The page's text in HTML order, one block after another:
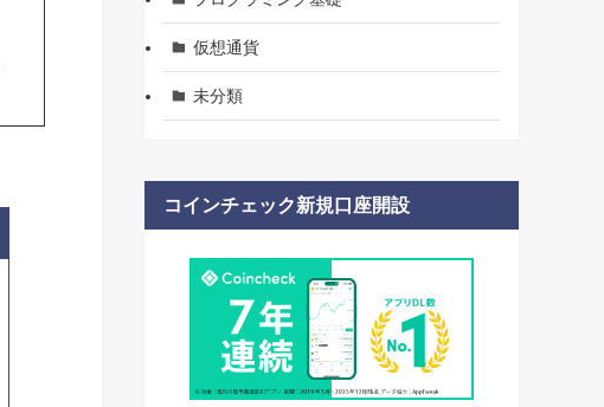
仮想通貨
未分類
コインチェック新規口座開設